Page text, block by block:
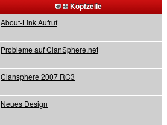
Kopfzeile
About-Link Aufruf
Probleme auf ClanSphere.net
Clansphere 2007 RC3
Neues Design